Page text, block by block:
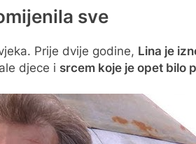
sve
Prije dvije godine, Lina je
djece i srcem koje je opet bilo